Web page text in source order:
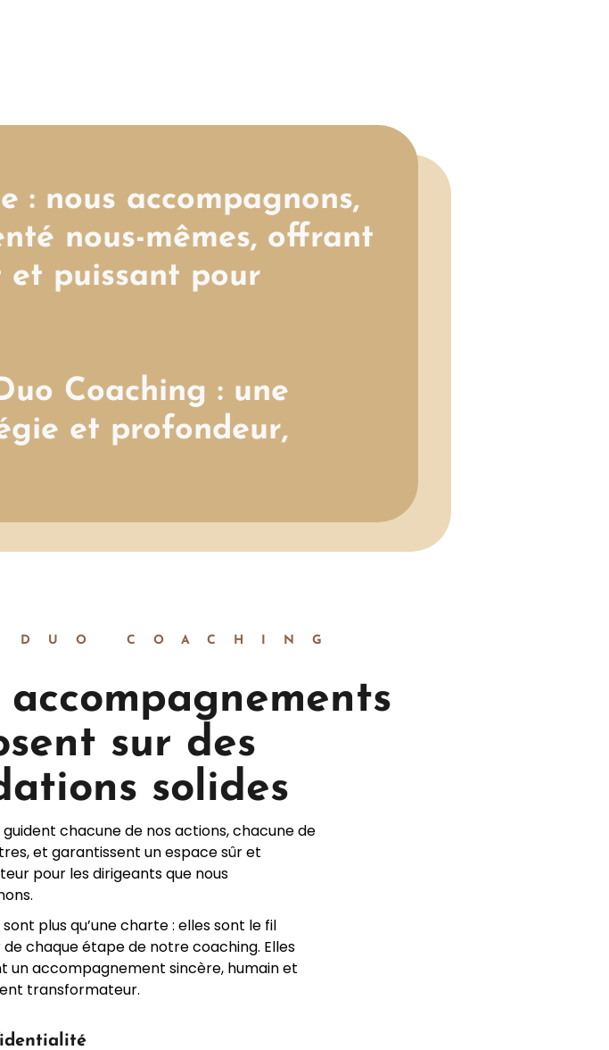
: nous accompagnons,
nous-mêmes, offrant
et puissant pour
Coaching : une
et profondeur,
DUO COACHING
accompagnements
sur des
solides
guident chacune de nos actions, chacune de
et garantissent un espace sûr et
pour les dirigeants que nous
plus qu’une charte : elles sont le fil
chaque étape de notre coaching. Elles
un accompagnement sincère, humain et
transformateur.